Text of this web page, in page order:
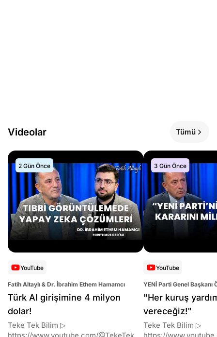
Videolar Tümü
2 Gün Önce
YouTube
Fatih Altaylı & Dr. İbrahim Ethem Hamamcı
Türk AI girişimine 4 milyon
dolar!
Teke Tek Bilim ▷
3 Gün Önce
YouTube
YENİ Parti Genel Başkanı
Altaylı
"Her kuruş
vereceğiz!"
Teke Tek Bilim ▷